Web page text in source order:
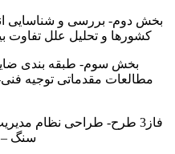
بخش دوم- بررسی و شناسایی
کشورها و تحلیل علل تفاوت
بخش سوم- طبقه بندی
مطالعات مقدماتی توجیه
فاز3 طرح- طراحی نظام
سنگ –